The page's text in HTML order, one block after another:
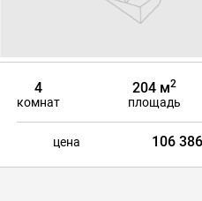
4
комнат
204 м2
площадь
цена 106